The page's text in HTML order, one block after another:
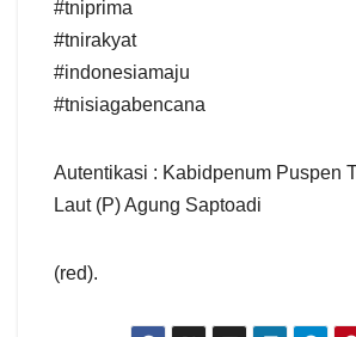
#tniprima
#tnirakyat
#indonesiamaju
#tnisiagabencana
Autentikasi : Kabidpenum Puspen
Laut (P) Agung Saptoadi
(red).